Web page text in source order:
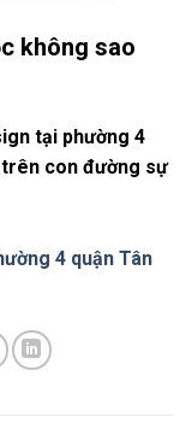
không sao
tại phường 4
trên con đường sự
4 quận Tân